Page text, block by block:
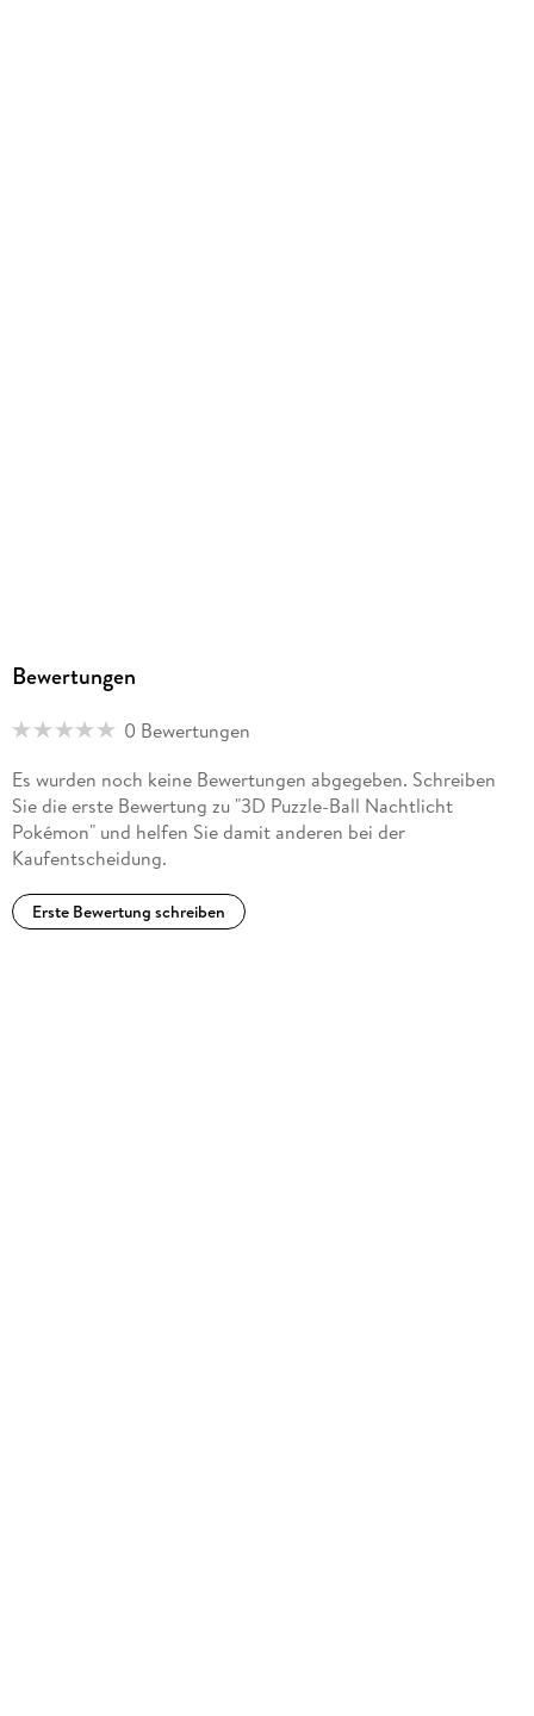
Bewertungen
0 Bewertungen
Es wurden noch keine Bewertungen abgegeben. Schreiben
Sie die erste Bewertung zu "3D Puzzle-Ball Nachtlicht
Pokémon" und helfen Sie damit anderen bei der
Kaufentscheidung.
Erste Bewertung schreiben